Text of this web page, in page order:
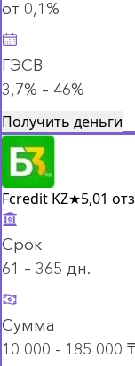
от 0,1%
ГЭСВ
3,7% – 46%
Получить деньги
Fcredit KZ★5,01
Срок
61 – 365 дн.
Сумма
10 000 - 185 000 ₸